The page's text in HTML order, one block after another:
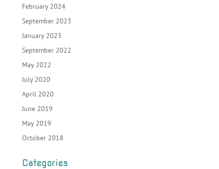
February 2024
September 2023
January 2023
September 2022
May 2022
July 2020
April 2020
June 2019
May 2019
October 2018
Categories